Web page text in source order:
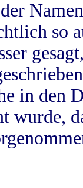
so
in
wurde,